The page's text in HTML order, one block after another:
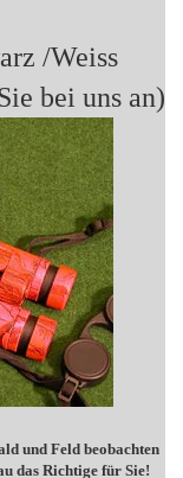
/Weiss
bei uns an)
und Feld beobachten
das Richtige für Sie!